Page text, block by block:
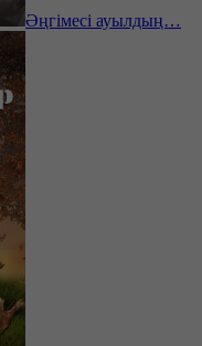
Әңгімесі ауылдың…